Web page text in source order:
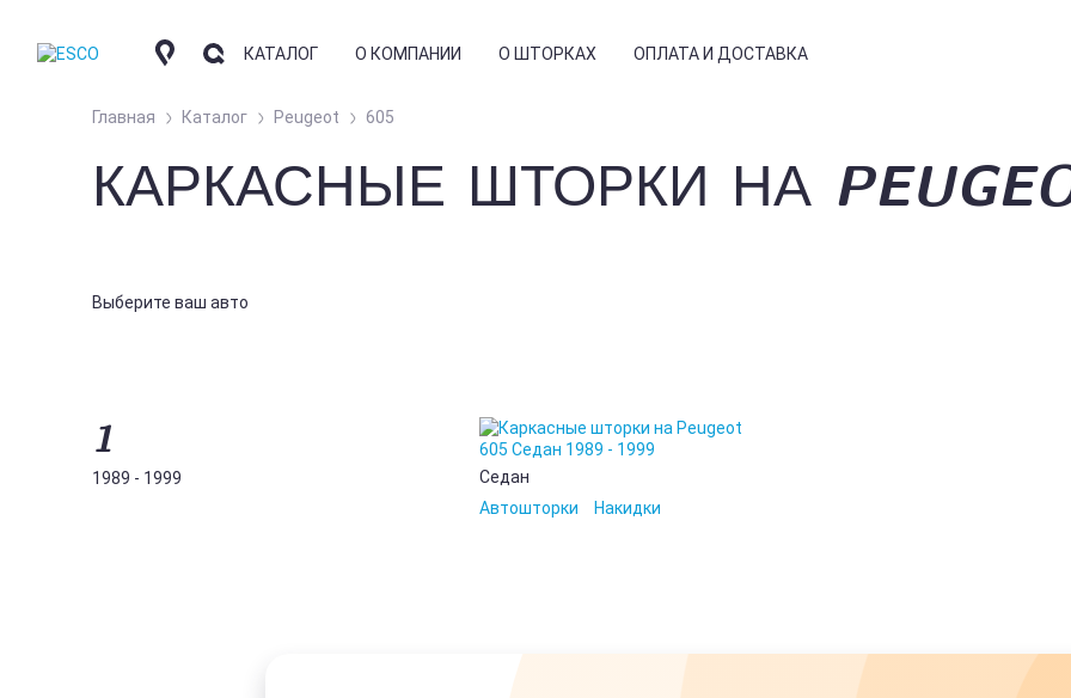
КАТАЛОГ О КОМПАНИИ
КОМПАНИЯ
О ШТОРКАХ
КОНСТРУКЦИЯ
БЛОГ
ОПЛАТА И ДОСТАВКА
Главная Каталог Peugeot 605
КАРКАСНЫЕ ШТОРКИ НА
Выберите ваш авто
1
1989 - 1999
Седан
Автошторки
Накидки